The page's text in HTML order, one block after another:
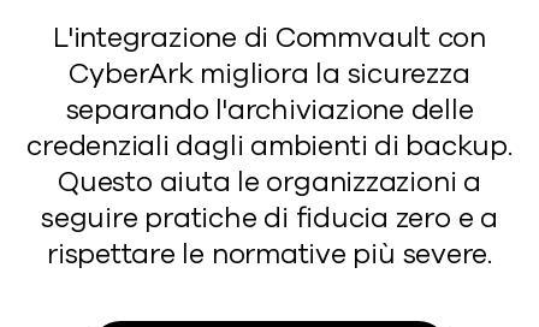
L'integrazione di Commvault con
CyberArk migliora la sicurezza
separando l'archiviazione delle
credenziali dagli ambienti di backup.
Questo aiuta le organizzazioni a
seguire pratiche di fiducia zero e a
rispettare le normative più severe.